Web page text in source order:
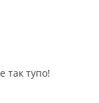
так тупо!